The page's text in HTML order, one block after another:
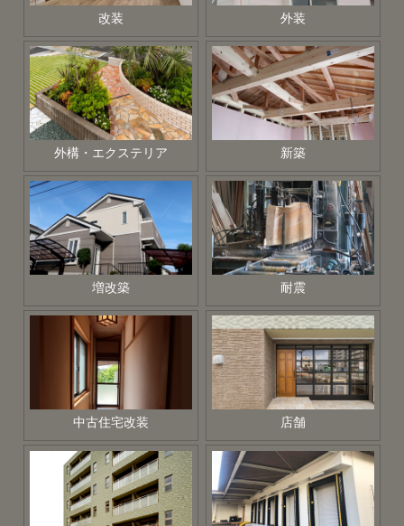
改装 外装
外構・エクステリア 新築
増改築 耐震
中古住宅改装 店舗